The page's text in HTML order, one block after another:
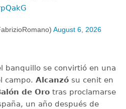
August 6, 2026
banquillo se convirtió en una
campo. Alcanzósu cenit en
de Orotras proclamarse
un año después de